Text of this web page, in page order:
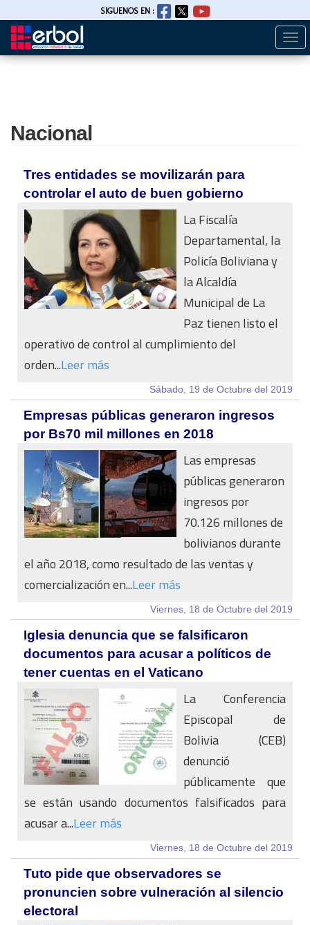
Pasar
SIGUENOS EN :
Nacional
Tres entidades se movilizarán para
controlar el auto de buen gobierno
La Fiscalía
Departamental, la
Policía Boliviana y
la Alcaldía
Municipal de La
Paz tienen listo el
operativo de control al cumplimiento del
orden...Leer más
Sábado, 19 de Octubre del 2019
Empresas públicas generaron ingresos
por Bs70 mil millones en 2018
Las empresas
públicas generaron
ingresos por
70.126 millones de
bolivianos durante
el año 2018, como resultado de las ventas y
comercialización en...Leer más
Viernes, 18 de Octubre del 2019
Iglesia denuncia que se falsificaron
documentos para acusar a políticos de
tener cuentas en el Vaticano
La Conferencia
Episcopal de
Bolivia (CEB)
denunció
públicamente que
se están usando documentos falsificados para
acusar a...Leer más
Viernes, 18 de Octubre del 2019
Tuto pide que observadores se
pronuncien sobre vulneración al silencio
electoral